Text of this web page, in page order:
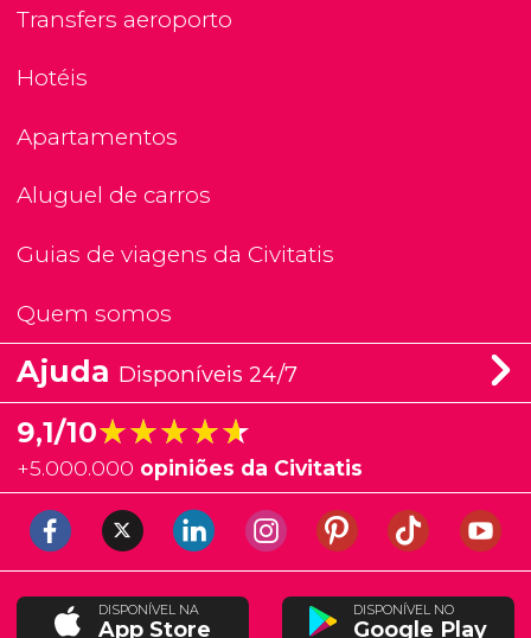
Transfers aeroporto
Hotéis
Apartamentos
Aluguel de carros
Guias de viagens da Civitatis
Quem somos
Ajuda Disponíveis 24/7
9,1/10★★★★★
★★★★★
+5.000.000 opiniões da Civitatis
DISPONÍVEL NA
App Store
DISPONÍVEL NO
Google Play